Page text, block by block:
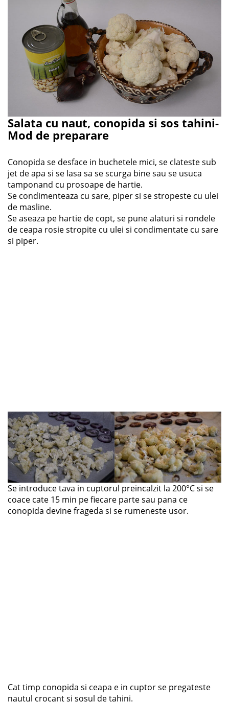
Salata cu naut, conopida si sos tahini-
Mod de preparare
Conopida se desface in buchetele mici, se clateste sub
jet de apa si se lasa sa se scurga bine sau se usuca
tamponand cu prosoape de hartie.
Se condimenteaza cu sare, piper si se stropeste cu ulei
de masline.
Se aseaza pe hartie de copt, se pune alaturi si rondele
de ceapa rosie stropite cu ulei si condimentate cu sare
si piper.
Se introduce tava in cuptorul preincalzit la 200°C si se
coace cate 15 min pe fiecare parte sau pana ce
conopida devine frageda si se rumeneste usor.
Cat timp conopida si ceapa e in cuptor se pregateste
nautul crocant si sosul de tahini.